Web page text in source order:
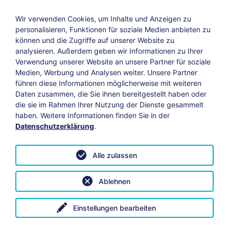
Bildungs-Blog| Instagram| Facebook|
YouTube
Impressum Suche Datenschutz
Vertrag widerrufen
Datenschutzeinstellungen anpassen
© 2026 KAB Bamberg | Alle Rechte vorbehalten.
Wir verwenden Cookies, um Inhalte und Anzeigen zu
personalisieren, Funktionen für soziale Medien anbieten zu
können und die Zugriffe auf unserer Website zu
analysieren. Außerdem geben wir Informationen zu Ihrer
Verwendung unserer Website an unsere Partner für soziale
Medien, Werbung und Analysen weiter. Unsere Partner
führen diese Informationen möglicherweise mit weiteren
Daten zusammen, die Sie ihnen bereitgestellt haben oder
die sie im Rahmen Ihrer Nutzung der Dienste gesammelt
haben. Weitere Informationen finden Sie in der
Datenschutzerklärung.
Einstellungen bearbeiten
Ablehnen
Alle zulassen